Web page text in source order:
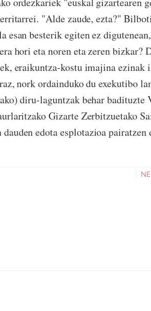
"Alde zaude, ezta?"
esan besterik egiten ez
hori eta noren eta zeren bizkar?
eraikuntza-kostu imajina ezinak
nork ordainduko du exekutibo
diru-laguntzak behar badituzte
Gizarte Zerbitzuetako
edota esplotazioa pairatzen